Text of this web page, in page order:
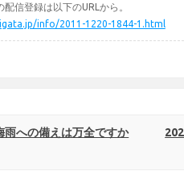
信登録は以下のURLから。
info/2011-1220-1844-1.html
雨への備えは万全ですか